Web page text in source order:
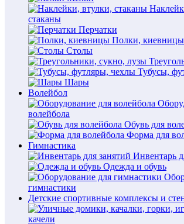
стаканы
Перчатки
Полки, киевницы
Столы
Тубусы,
Шары
Волейбол
волейбола
Обувь для
Форма для
Гимнастика
Инвентарь
Одежда и обувь
гимнастики
Детские спортивные комплексы и